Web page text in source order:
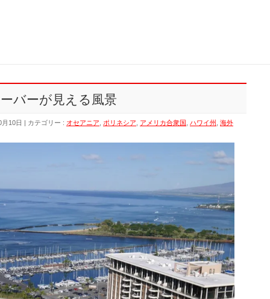
バーが見える風景
10日 カテゴリー : オセアニア ポリネシア アメリカ合衆国 ハワイ州 海外